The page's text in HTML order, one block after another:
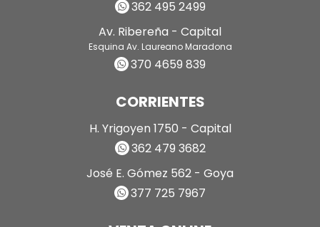
362 495 2499
Av. Ribereña - Capital
Esquina Av. Laureano Maradona
370 4659 839
CORRIENTES
H. Yrigoyen 1750 - Capital
362 479 3682
José E. Gómez 562 - Goya
377 725 7967